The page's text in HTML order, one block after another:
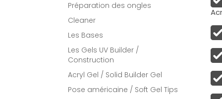
Préparation des ongles
Cleaner
Les Bases
Les Gels UV Builder /
Construction
Acryl Gel / Solid Builder Gel
Pose américaine / Soft Gel Tips